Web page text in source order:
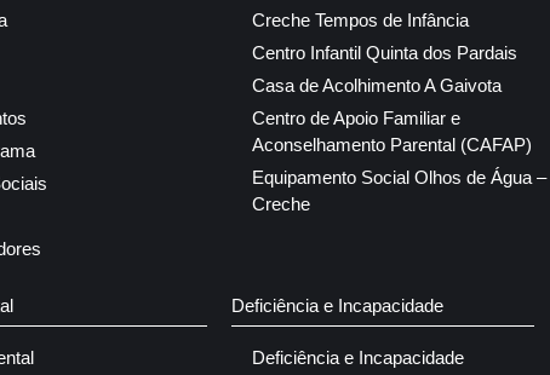
Creche Tempos de Infância
Centro Infantil Quinta dos Pardais
Casa de Acolhimento A Gaivota
Centro de Apoio Familiar e
Aconselhamento Parental (CAFAP)
Equipamento Social Olhos de Água –
Creche
Deficiência e Incapacidade
Deficiência e Incapacidade